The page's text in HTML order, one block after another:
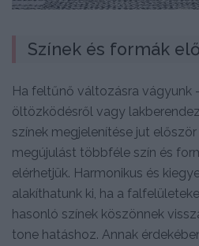
Színek és formák
Ha feltűnő változásra vágyunk
öltözködésről vagy
színek megjelenítése jut
megújulást többféle szín és
elérhetjük. Harmonikus és
alakíthatunk ki, ha a
hasonló színek köszönnek
tone hatáshoz. Annak